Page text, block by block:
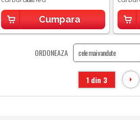
Cumpara
ORDONEAZA
1 din 3